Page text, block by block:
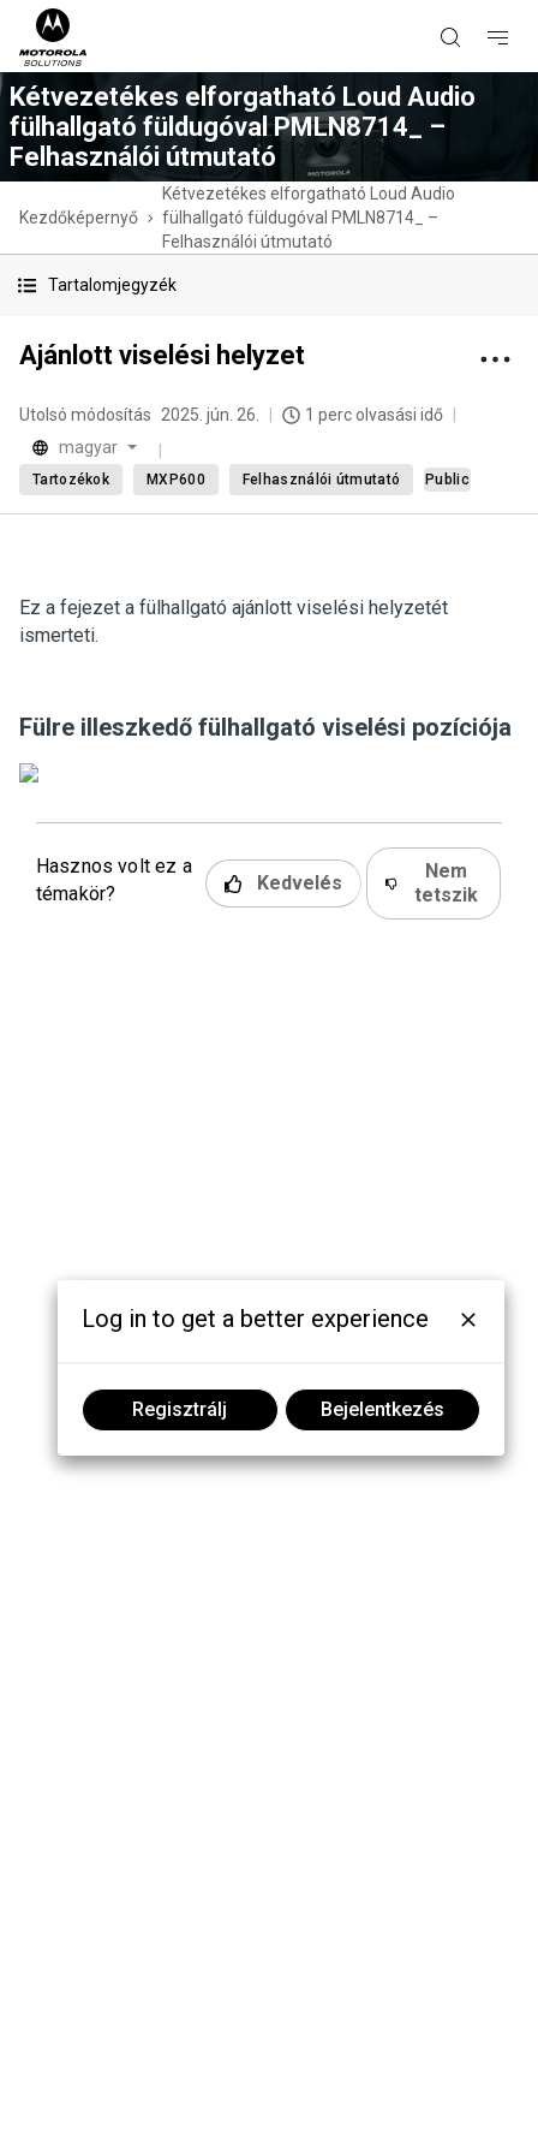
Kétvezetékes elforgatható Loud Audio
fülhallgató füldugóval PMLN8714_ –
Felhasználói útmutató
Kezdőképernyő
Kétvezetékes elforgatható Loud Audio
fülhallgató füldugóval PMLN8714_ –
Felhasználói útmutató
Tartalomjegyzék
Ajánlott viselési helyzet
Utolsó módosítás 2025. jún. 26.
1 perc olvasási idő
magyar
Tartozékok MXP600 Felhasználói útmutató Public
Ez a fejezet a fülhallgató ajánlott viselési helyzetét
ismerteti.
Fülre illeszkedő fülhallgató viselési pozíciója
Hasznos volt ez a
témakör?
Kedvelés
Nem
tetszik
Log in to get a better experience
Regisztrálj Bejelentkezés